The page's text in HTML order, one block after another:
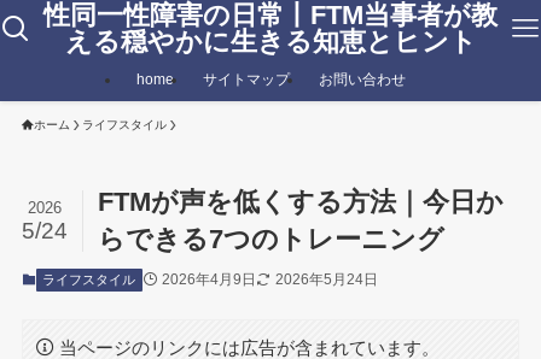
性同一性障害の日常丨FTM当事者が教
える穏やかに生きる知恵とヒント
home サイトマップ お問い合わせ
ホーム ライフスタイル
FTMが声を低くする方法｜今日か
らできる7つのトレーニング
2026
5/24
ライフスタイル 2026年4月9日 2026年5月24日
当ページのリンクには広告が含まれています。